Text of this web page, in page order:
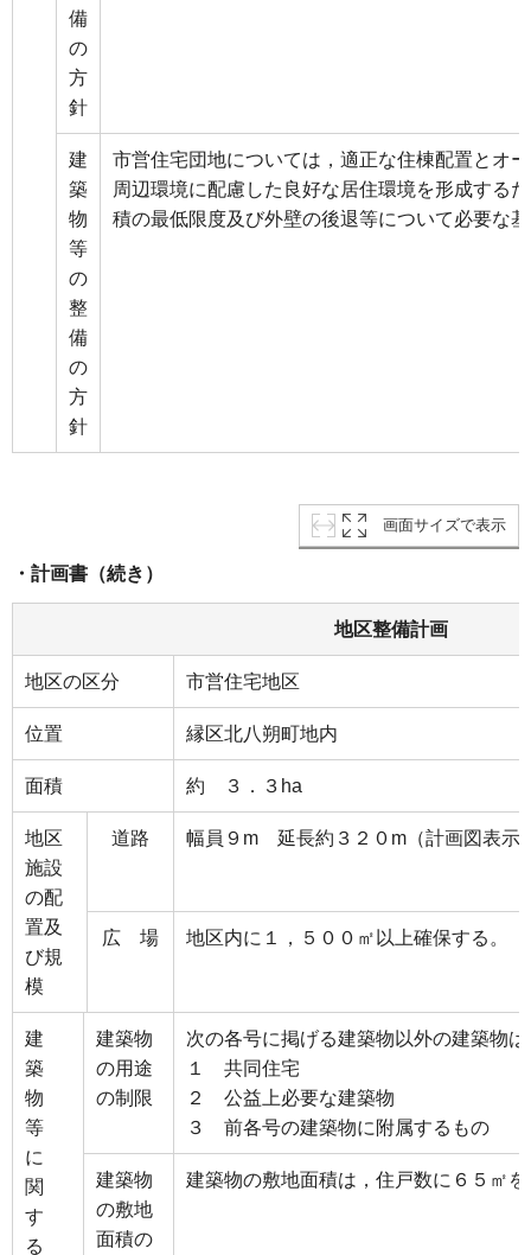
備
の
方
針
建
築
物
等
の
整
備
の
方
針
市営住宅団地については，適正な住棟配置とオ
周辺環境に配慮した良好な居住環境を形成する
積の最低限度及び外壁の後退等について必要な
画面サイズで表示
・計画書（続き）
地区整備計画
地区の区分 市営住宅地区
位置 縁区北八朔町地内
面積 約 ３．３ha
地区
施設
の配
置及
び規
模
道路 幅員９m 延長約３２０m（計画図表示
広 場 地区内に１，５００㎡以上確保する。
建
築
物
等
に
関
す
る
建築物
の用途
の制限
次の各号に掲げる建築物以外の建築物
１ 共同住宅
２ 公益上必要な建築物
３ 前各号の建築物に附属するもの
建築物
の敷地
面積の
建築物の敷地面積は，住戸数に６５㎡